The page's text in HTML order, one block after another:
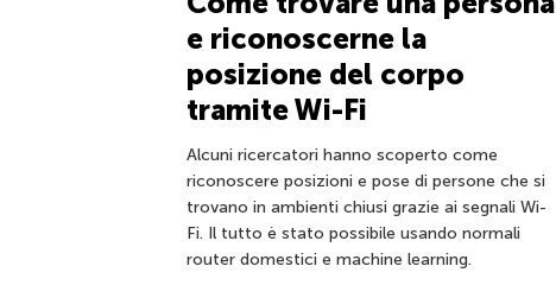
e riconoscerne la
posizione del corpo
tramite Wi-Fi
Alcuni ricercatori hanno scoperto come
riconoscere posizioni e pose di persone che si
trovano in ambienti chiusi grazie ai segnali Wi-
Fi. Il tutto è stato possibile usando normali
router domestici e machine learning.